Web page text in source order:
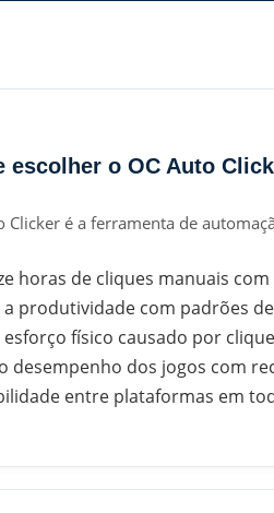
escolher o OC Auto
Clicker é a ferramenta de
horas de cliques manuais
produtividade com padrões
esforço físico causado por
desempenho dos jogos com
entre plataformas em